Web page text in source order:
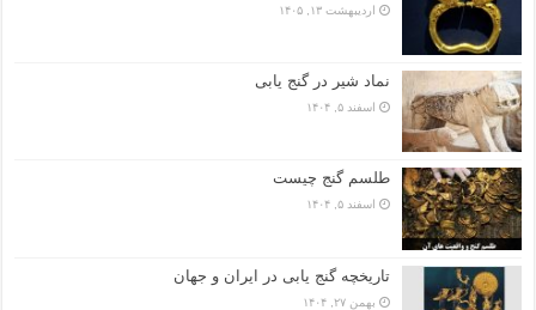
اردیبهشت ۱۳, ۱۴۰۵
نماد شیر در گنج یابی
اسفند ۵, ۱۴۰۴
طلسم گنج چیست
اسفند ۵, ۱۴۰۴
تاریخچه گنج‌ یابی در ایران و جهان
بهمن ۲۷, ۱۴۰۴